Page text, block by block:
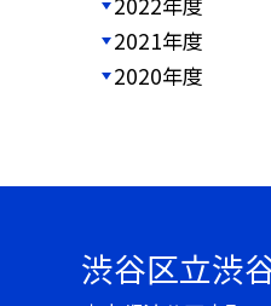
2021年度
2020年度
渋谷区立渋